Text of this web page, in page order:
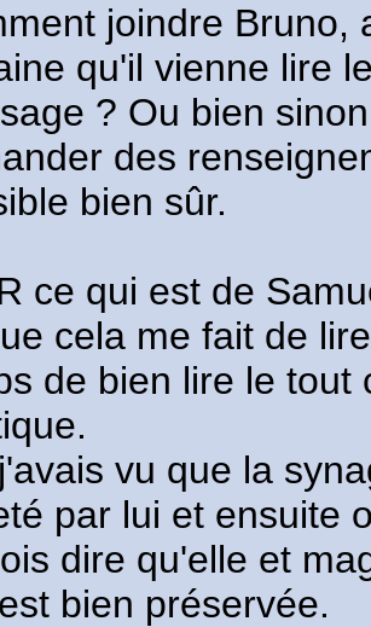
joindre Bruno,
qu'il vienne lire
? Ou bien
des
bien sûr.
ce qui est de
cela me fait de
de bien lire le tout
vu que la
par lui et ensuite
dire qu'elle et
bien préservée.